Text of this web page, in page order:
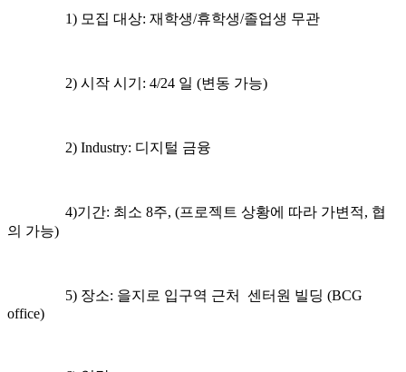
1) 모집 대상: 재학생/휴학생/졸업생 무관
2) 시작 시기: 4/24 일 (변동 가능)
2) Industry: 디지털 금융
4)기간: 최소 8주, (프로젝트 상황에 따라 가변적, 협
의 가능)
5) 장소: 을지로 입구역 근처 센터원 빌딩 (BCG
office)